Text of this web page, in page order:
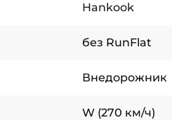
Hankook
без RunFlat
Внедорожник
W (270 км/ч)